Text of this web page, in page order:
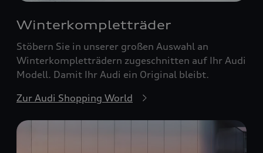
Winterkompletträder
Stöbern Sie in unserer großen Auswahl an
Winterkompletträdern zugeschnitten auf Ihr Audi
Modell. Damit Ihr Audi ein Original bleibt.
Zur Audi Shopping World